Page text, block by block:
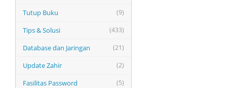
(9)
Tutup Buku
(433)
Tips & Solusi
(21)
Database dan Jaringan
(2)
Update Zahir
(5)
Fasilitas Password